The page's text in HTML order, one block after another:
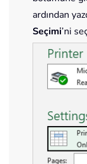
ardından
Seçimi’ni